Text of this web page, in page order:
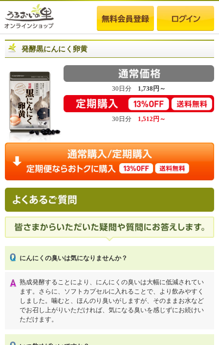
発酵黒にんにく卵黄
30日分 1,738円～
30日分 1,512円～
にんにくの臭いは気になりませんか？
熟成発酵することにより、にんにくの臭いは大幅に低減されてい
ます。さらに、ソフトカプセルに入れることで、より飲みやすく
しました。噛むと、ほんのり臭いがしますが、そのままお水など
でお召し上がりいただければ、気になる臭いを感じずにお続けい
ただけます。